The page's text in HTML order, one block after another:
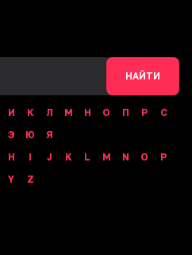
НАЙТИ
И К Л М Н О П Р
С
Э Ю
Я
H I J K L M N O
P
Y Z